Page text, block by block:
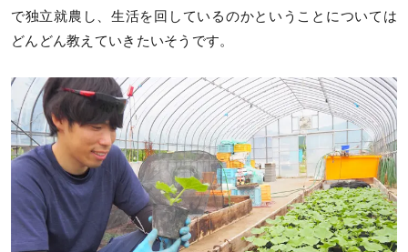
で独立就農し、生活を回しているのかということについては
どんどん教えていきたいそうです。